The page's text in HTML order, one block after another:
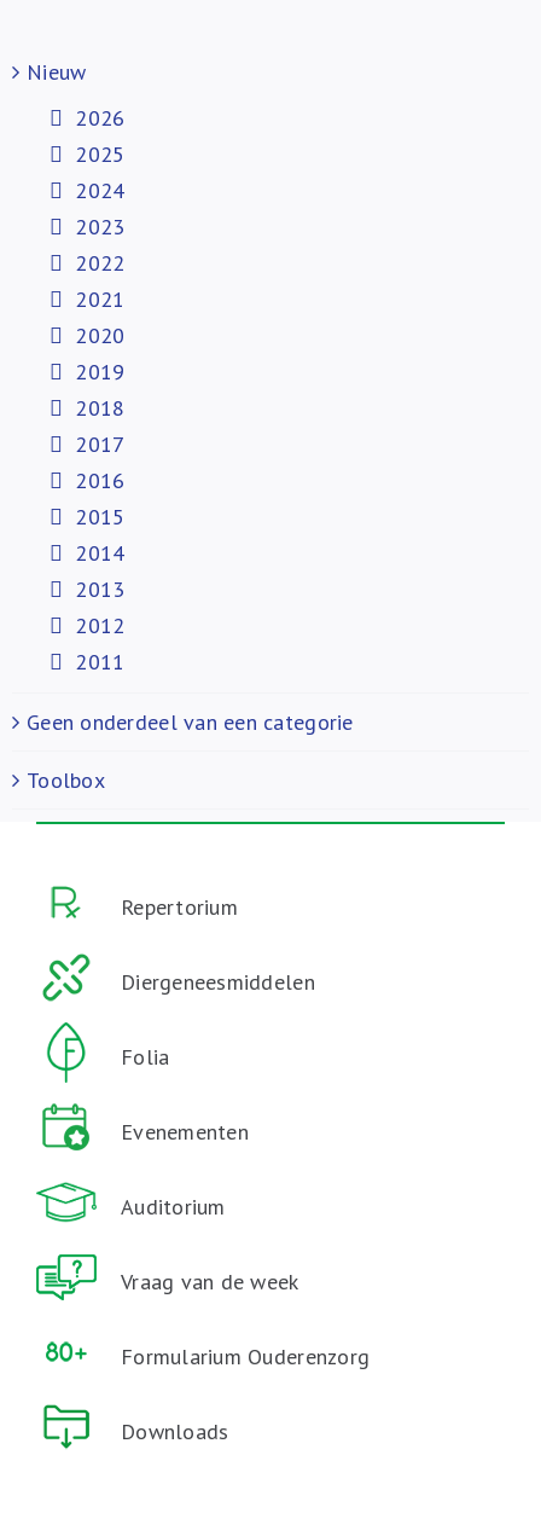
Nieuw
2026
2025
2024
2023
2022
2021
2020
2019
2018
2017
2016
2015
2014
2013
2012
2011
Geen onderdeel van een categorie
Toolbox
Repertorium
Diergeneesmiddelen
Folia
Evenementen
Auditorium
Vraag van de week
Formularium Ouderenzorg
Downloads